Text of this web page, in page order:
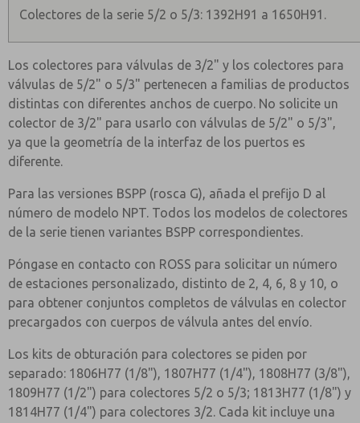
Colectores de la serie 5/2 o 5/3: 1392H91 a 1650H91.
Los colectores para válvulas de 3/2" y los colectores para
válvulas de 5/2" o 5/3" pertenecen a familias de productos
distintas con diferentes anchos de cuerpo. No solicite un
colector de 3/2" para usarlo con válvulas de 5/2" o 5/3",
ya que la geometría de la interfaz de los puertos es
diferente.
Para las versiones BSPP (rosca G), añada el prefijo D al
número de modelo NPT. Todos los modelos de colectores
de la serie tienen variantes BSPP correspondientes.
Póngase en contacto con ROSS para solicitar un número
de estaciones personalizado, distinto de 2, 4, 6, 8 y 10, o
para obtener conjuntos completos de válvulas en colector
precargados con cuerpos de válvula antes del envío.
Los kits de obturación para colectores se piden por
separado: 1806H77 (1/8"), 1807H77 (1/4"), 1808H77 (3/8"),
1809H77 (1/2") para colectores 5/2 o 5/3; 1813H77 (1/8") y
1814H77 (1/4") para colectores 3/2. Cada kit incluye una